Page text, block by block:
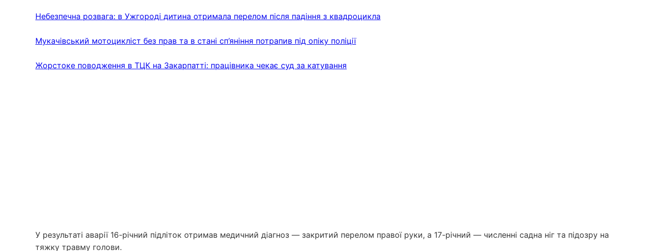
Небезпечна розвага: в Ужгороді дитина отримала перелом після падіння з квадроцикла
Мукачівський мотоцикліст без прав та в стані сп’яніння потрапив під опіку поліції
Жорстоке поводження в ТЦК на Закарпатті: працівника чекає суд за катування
У результаті аварії 16-річний підліток отримав медичний діагноз — закритий перелом правої руки, а 17-річний — численні садна ніг та підозру на
тяжку травму голови.